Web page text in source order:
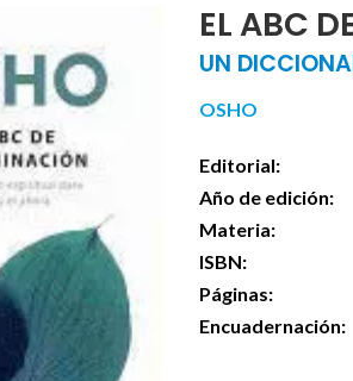
EL ABC
UN
OSHO
Editorial:
Año de edición:
Materia:
ISBN:
Páginas:
Encuadernación: